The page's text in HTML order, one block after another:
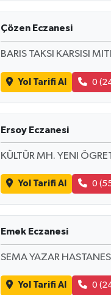
Çözen Eczanesi
BARIS TAKSI KARSISI
Yol Tarifi Al 0
Ersoy Eczanesi
KÜLTÜR MH. YENI
Yol Tarifi Al 0
Emek Eczanesi
SEMA YAZAR
Yol Tarifi Al 0